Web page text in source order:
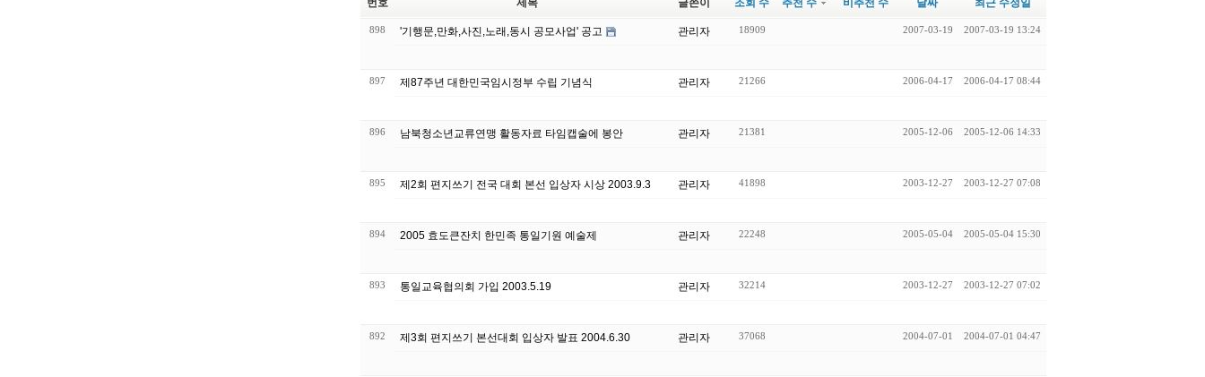
898 '기행문,만화,사진,노래,동시 공모사업' 공고 관리자 18909 2007-03-19 2007-03-19 13:24
897 제87주년 대한민국임시정부 수립 기념식 관리자 21266 2006-04-17 2006-04-17 08:44
896 남북청소년교류연맹 활동자료 타임캡술에 봉안 관리자 21381 2005-12-06 2005-12-06 14:33
895 제2회 편지쓰기 전국 대회 본선 입상자 시상 2003.9.3 관리자 41898 2003-12-27 2003-12-27 07:08
894 2005 효도큰잔치 한민족 통일기원 예술제 관리자 22248 2005-05-04 2005-05-04 15:30
893 통일교육협의회 가입 2003.5.19 관리자 32214 2003-12-27 2003-12-27 07:02
892 제3회 편지쓰기 본선대회 입상자 발표 2004.6.30 관리자 37068 2004-07-01 2004-07-01 04:47